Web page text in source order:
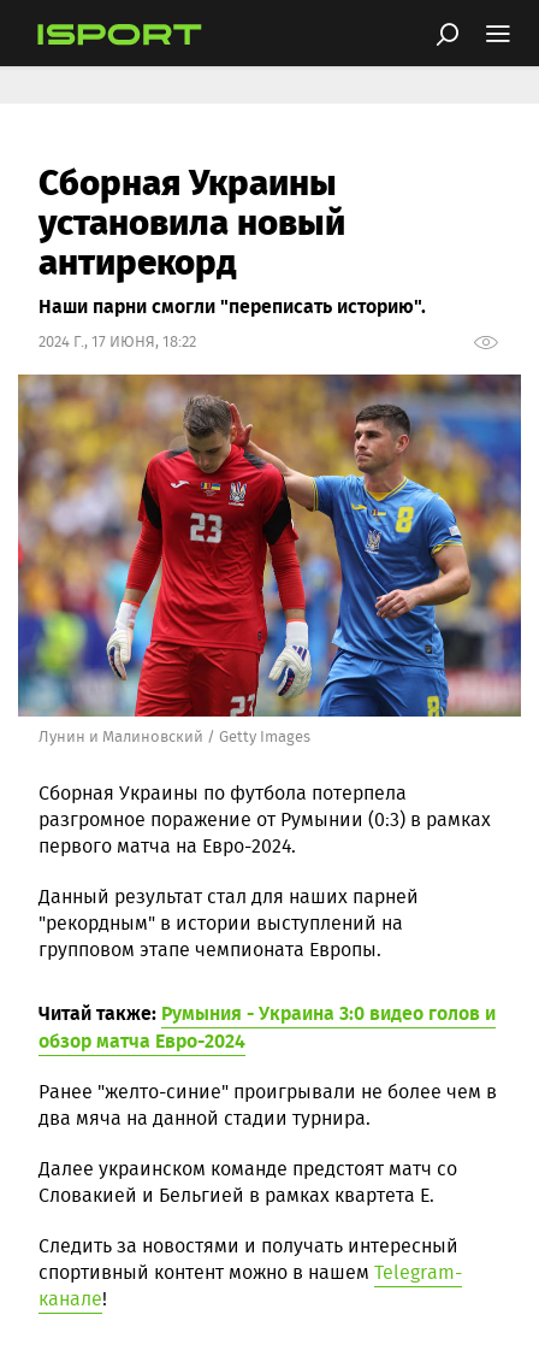
Сборная Украины
установила новый
антирекорд
Наши парни смогли "переписать историю".
2024 Г., 17 ИЮНЯ, 18:22
Лунин и Малиновский / Getty Images
Сборная Украины по футбола потерпела
разгромное поражение от Румынии (0:3) в рамках
первого матча на Евро-2024.
Данный результат стал для наших парней
"рекордным" в истории выступлений на
групповом этапе чемпионата Европы.
Читай также: Румыния - Украина 3:0 видео голов и
обзор матча Евро-2024
Ранее "желто-синие" проигрывали не более чем в
два мяча на данной стадии турнира.
Далее украинском команде предстоят матч со
Словакией и Бельгией в рамках квартета Е.
Следить за новостями и получать интересный
спортивный контент можно в нашем Telegram-
канале!